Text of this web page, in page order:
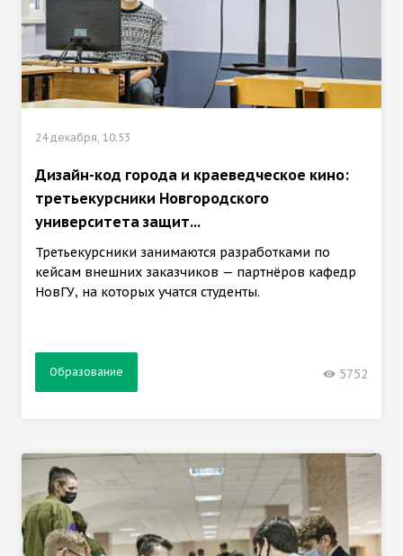
24 декабря, 10:53
Дизайн-код города и краеведческое кино:
третьекурсники Новгородского
университета защит...
Третьекурсники занимаются разработками по
кейсам внешних заказчиков — партнёров кафедр
НовГУ, на которых учатся студенты.
Образование 5752